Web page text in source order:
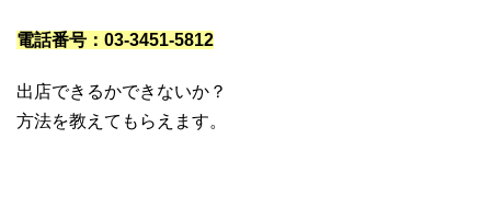
電話番号：03-3451-5812
出店できるかできないか？
方法を教えてもらえます。